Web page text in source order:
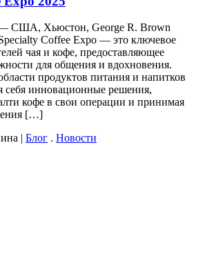
— США, Хьюстон, George R. Brown
Coffee Expo — это ключевое
чая и кофе, предоставляющее
для общения и вдохновения.
продуктов питания и напитков
себя инновационные решения,
кофе в свои операции и принимая
[…]
| Блог . Новости